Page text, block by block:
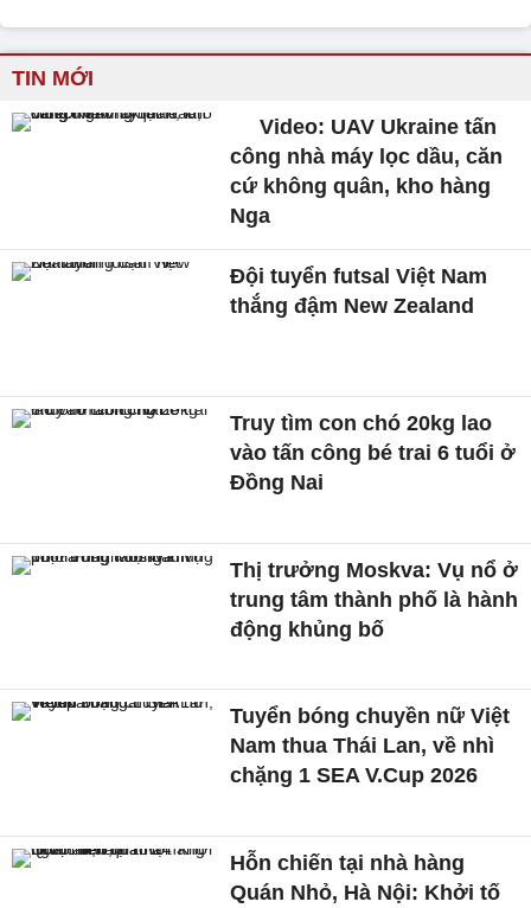
TIN MỚI
Video: UAV Ukraine tấn
công nhà máy lọc dầu, căn
cứ không quân, kho hàng
Nga
Đội tuyển futsal Việt Nam
thắng đậm New Zealand
Truy tìm con chó 20kg lao
vào tấn công bé trai 6 tuổi ở
Đồng Nai
Thị trưởng Moskva: Vụ nổ ở
trung tâm thành phố là hành
động khủng bố
Tuyển bóng chuyền nữ Việt
Nam thua Thái Lan, về nhì
chặng 1 SEA V.Cup 2026
Hỗn chiến tại nhà hàng
Quán Nhỏ, Hà Nội: Khởi tố